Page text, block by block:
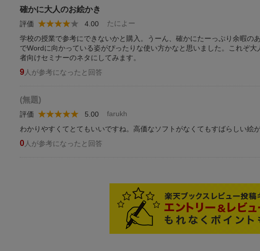
確かに大人のお絵かき
たによー
評価 4.00
学校の授業で参考にできないかと購入。うーん、確かにたーっぷり余暇
でWordに向かっている姿がぴったりな使い方かなと思いました。これぞ
者向けセミナーのネタにしてみます。
9 人が参考になったと回答
(無題)
farukh
評価 5.00
わかりやすくてとてもいいですね。高価なソフトがなくてもすばらしい絵
0 人が参考になったと回答